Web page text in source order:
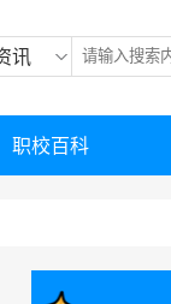
讯
职校百科